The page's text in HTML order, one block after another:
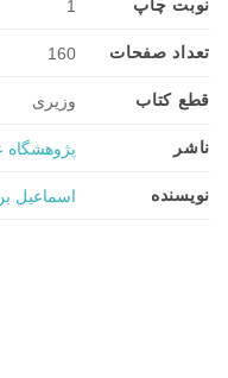
نوبت چاپ 1
تعداد صفحات 160
قطع کتاب وزیری
ناشر پژوهشگاه
نویسنده اسماعیل